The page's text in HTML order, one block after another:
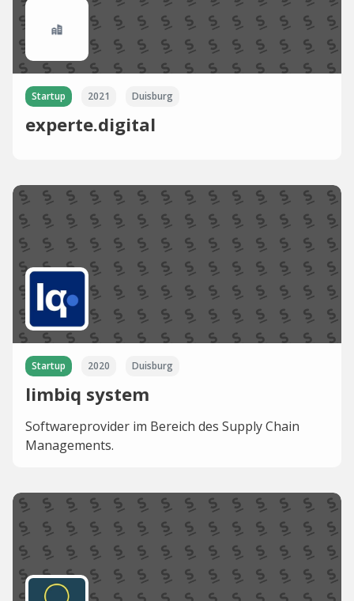
Startup 2021 Duisburg
experte.digital
Startup 2020 Duisburg
limbiq system
Softwareprovider im Bereich des Supply Chain
Managements.